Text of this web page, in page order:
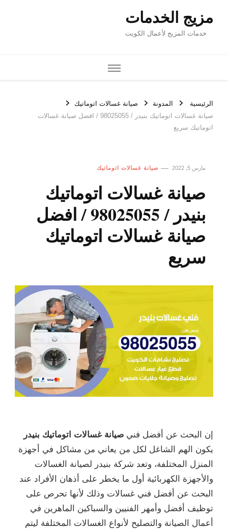
مزيج الخدمات
خدمات المزيج لأعمال الكويت
الرئيسية المدونة
صيانة غسالات اتوماتيك
صيانة غسالات اتوماتيك بنيدر / 98025055 / افضل صيانة غسالات
اتوماتيك سريع
مارس 5, 2022 صيانة غسالات اتوماتيك
صيانة غسالات اتوماتيك
بنيدر / 98025055 / افضل
صيانة غسالات اتوماتيك
سريع
إن البحث عن أفضل فني صيانة غسالات اتوماتيك بنيدر
يكون الهم الشاغل لكل من يعاني من مشاكل في أجهزة
المنزل المختلفة، وتعد شركة بنيدر لصيانة الغسالات
والأجهزة الكهربائية أول ما يخطر على أذهان الأفراد عند
البحث عن أفضل فني غسالات وذلك لأنها تحرص على
توظيف أفضل وأمهر الفنيين والسباكين الماهرين في
أعمال الصيانة والتصليح لأنواع الغسالات المختلفة ليتم